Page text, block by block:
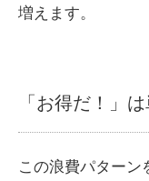
増えます。
「お得だ！」
この浪費パターン